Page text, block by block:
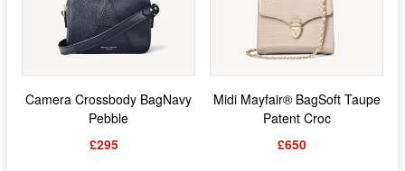
Camera Crossbody BagNavy
Pebble
£295
Midi Mayfair® BagSoft Taupe
Patent Croc
£650